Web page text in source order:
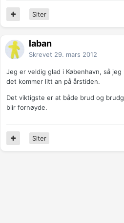
Siter
laban
Skrevet 29. mars 2012
Jeg er veldig glad i København, så
det kommer litt an på årstiden.
Det viktigste er at både brud og
blir fornøyde.
Siter